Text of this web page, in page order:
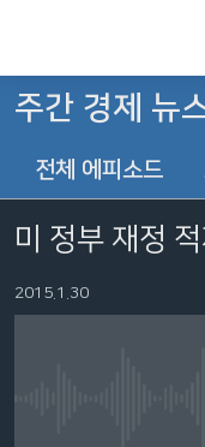
가
크
인
콘
한반도
세계
라디오
프로그램
FOLLOW US
주간 경제 뉴
전체 에피소드
미 정부 재정
2015.1.30